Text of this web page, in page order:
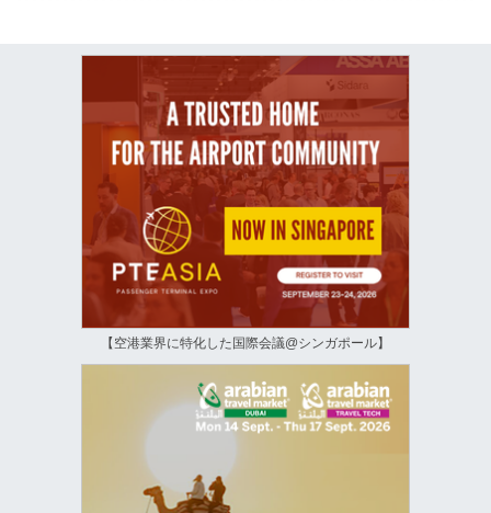
【空港業界に特化した国際会議@シンガポール】